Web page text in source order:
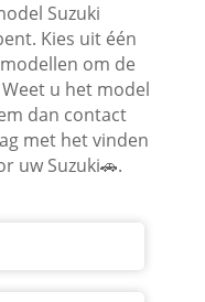
Suzuki
Kies uit één
om de
u het model
dan contact
met het vinden
uw Suzuki🚗.